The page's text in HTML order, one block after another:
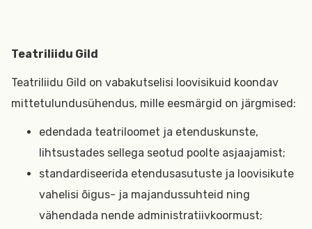
Teatriliidu Gild
Teatriliidu Gild on vabakutselisi loovisikuid koondav
mittetulundusühendus, mille eesmärgid on järgmised:
edendada teatriloomet ja etenduskunste,
lihtsustades sellega seotud poolte asjaajamist;
standardiseerida etendusasutuste ja loovisikute
vahelisi õigus- ja majandussuhteid ning
vähendada nende administratiivkoormust;